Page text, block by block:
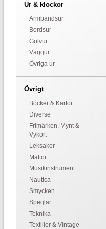
Ur & klockor
Armbandsur
Bordsur
Golvur
Väggur
Övriga ur
Övrigt
Böcker & Kartor
Diverse
Frimärken, Mynt &
Vykort
Leksaker
Mattor
Musikinstrument
Nautica
Smycken
Speglar
Teknika
Textilier & Vintage